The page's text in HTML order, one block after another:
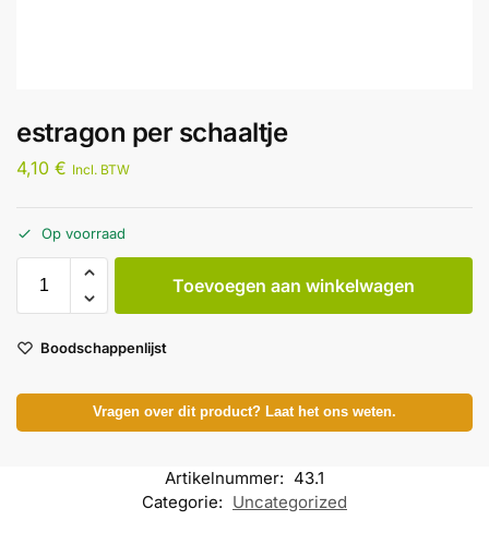
estragon per schaaltje
4,10 € Incl. BTW
Op voorraad
Toevoegen aan winkelwagen
Boodschappenlijst
Vragen over dit product? Laat het ons weten.
Artikelnummer: 43.1
Categorie: Uncategorized